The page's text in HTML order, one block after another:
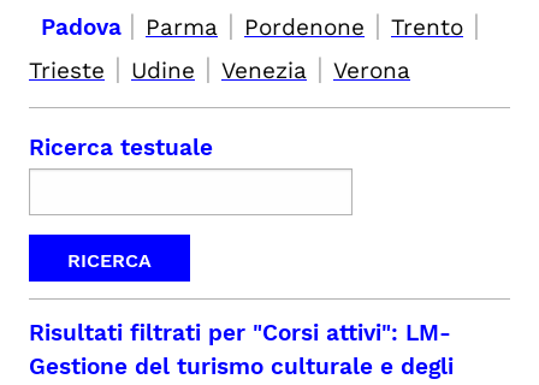
Padova | Parma | Pordenone | Trento |
Trieste | Udine | Venezia | Verona
Ricerca testuale
Risultati filtrati per "Corsi attivi": LM-
Gestione del turismo culturale e degli